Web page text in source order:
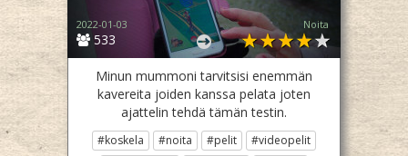
533
2022-01-03 Noita
Minun mummoni tarvitsisi enemmän
kavereita joiden kanssa pelata joten
ajattelin tehdä tämän testin.
#koskela #noita #pelit
#videopelit